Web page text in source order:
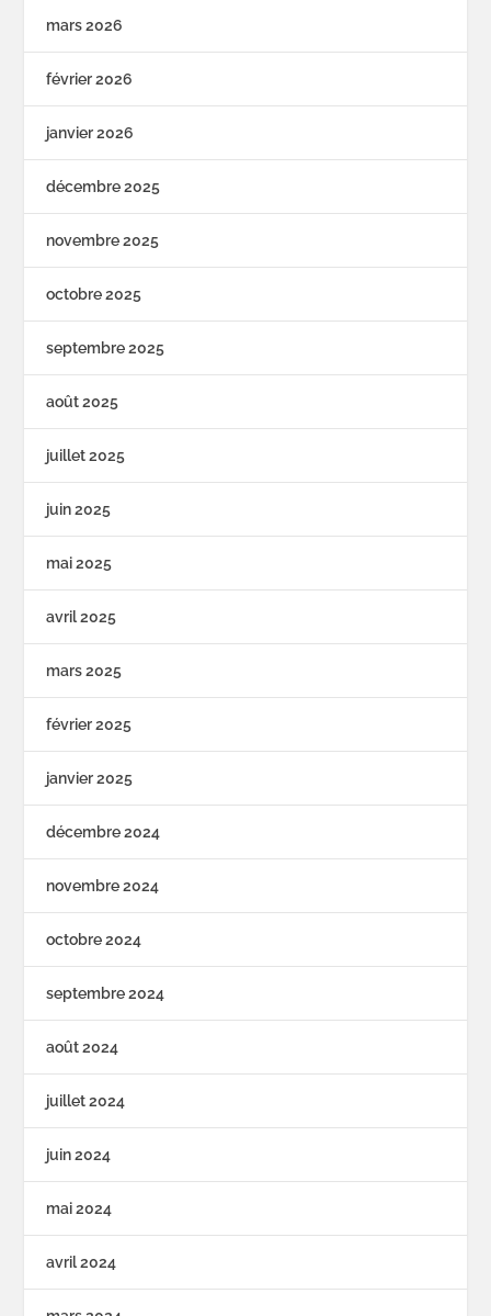
mars 2026
février 2026
janvier 2026
décembre 2025
novembre 2025
octobre 2025
septembre 2025
août 2025
juillet 2025
juin 2025
mai 2025
avril 2025
mars 2025
février 2025
janvier 2025
décembre 2024
novembre 2024
octobre 2024
septembre 2024
août 2024
juillet 2024
juin 2024
mai 2024
avril 2024